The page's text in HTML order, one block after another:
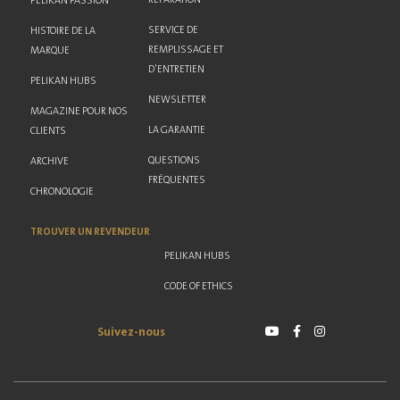
HISTOIRE DE LA
MARQUE
PELIKAN HUBS
MAGAZINE POUR NOS
CLIENTS
ARCHIVE
CHRONOLOGIE
SERVICE DE
REMPLISSAGE ET
D'ENTRETIEN
NEWSLETTER
LA GARANTIE
QUESTIONS
FRÉQUENTES
TROUVER UN REVENDEUR
PELIKAN HUBS
CODE OF ETHICS
Suivez-nous